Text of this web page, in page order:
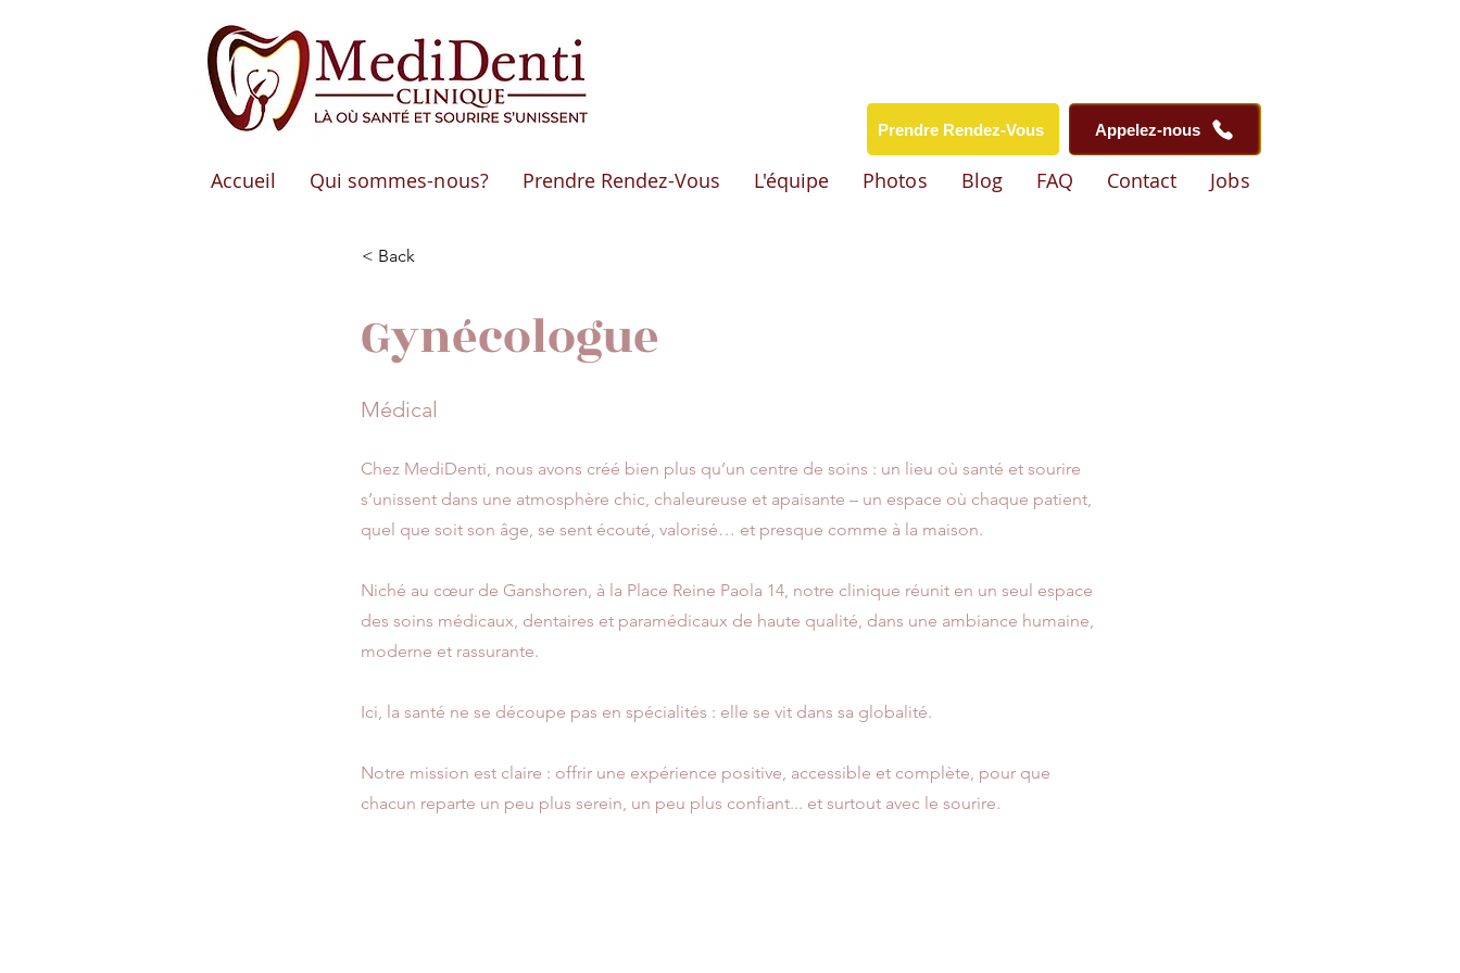
Prendre Rendez-Vous Appelez-nous
Accueil Qui sommes-nous? Prendre Rendez-Vous L'équipe Photos Blog FAQ Contact Jobs
< Back
Gynécologue
Médical
Chez MediDenti, nous avons créé bien plus qu’un centre de soins : un lieu où santé et sourire
s’unissent dans une atmosphère chic, chaleureuse et apaisante – un espace où chaque patient,
quel que soit son âge, se sent écouté, valorisé… et presque comme à la maison.
Niché au cœur de Ganshoren, à la Place Reine Paola 14, notre clinique réunit en un seul espace
des soins médicaux, dentaires et paramédicaux de haute qualité, dans une ambiance humaine,
moderne et rassurante.
Ici, la santé ne se découpe pas en spécialités : elle se vit dans sa globalité.
Notre mission est claire : offrir une expérience positive, accessible et complète, pour que
chacun reparte un peu plus serein, un peu plus confiant... et surtout avec le sourire.